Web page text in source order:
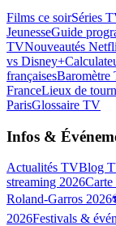
Films ce soirSéries
JeunesseGuide
TVNouveautés
vs Disney+
françaisesBaromètre
FranceLieux de
ParisGlossaire TV
Infos &
Actualités TVBlog
streaming 2026
Roland-Garros 2026
2026Festivals &